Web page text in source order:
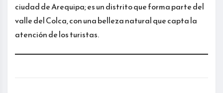
ciudad de Arequipa; es un distrito que forma parte del
valle del Colca, con una belleza natural que capta la
atención de los turistas.